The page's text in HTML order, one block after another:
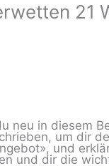
21
neu in diesem
um dir
und
und dir die